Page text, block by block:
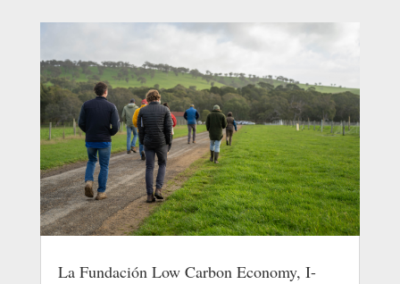
La Fundación Low Carbon Economy, I-